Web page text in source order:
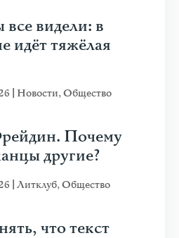
видели: в
идёт тяжёлая
Новости,Общество
Почему
другие?
Литклуб,Общество
что текст